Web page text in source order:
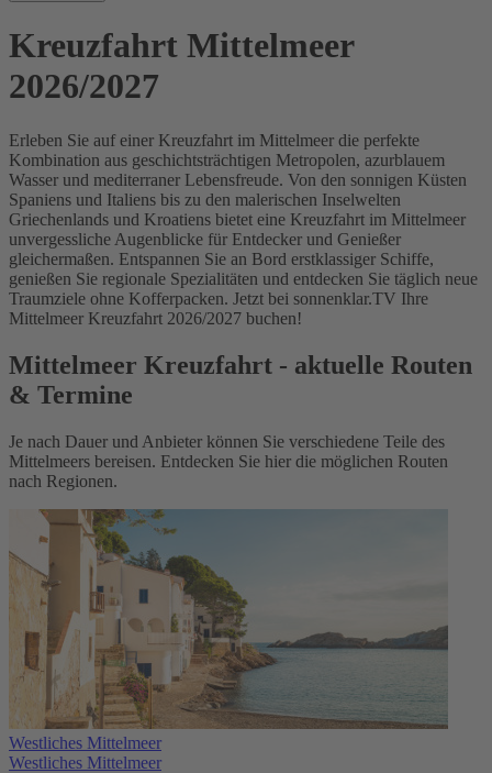
Kreuzfahrt Mittelmeer
2026/2027
Erleben Sie auf einer Kreuzfahrt im Mittelmeer die perfekte
Kombination aus geschichtsträchtigen Metropolen, azurblauem
Wasser und mediterraner Lebensfreude. Von den sonnigen Küsten
Spaniens und Italiens bis zu den malerischen Inselwelten
Griechenlands und Kroatiens bietet eine Kreuzfahrt im Mittelmeer
unvergessliche Augenblicke für Entdecker und Genießer
gleichermaßen. Entspannen Sie an Bord erstklassiger Schiffe,
genießen Sie regionale Spezialitäten und entdecken Sie täglich neue
Traumziele ohne Kofferpacken. Jetzt bei sonnenklar.TV Ihre
Mittelmeer Kreuzfahrt 2026/2027 buchen!
Mittelmeer Kreuzfahrt - aktuelle Routen
& Termine
Je nach Dauer und Anbieter können Sie verschiedene Teile des
Mittelmeers bereisen. Entdecken Sie hier die möglichen Routen
nach Regionen.
Westliches Mittelmeer
Westliches Mittelmeer